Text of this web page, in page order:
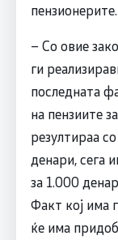
пензионерите.
– Со овие
ги
последната
на пензиите
резултираа
денари, сега
за 1.000
Факт кој има
ќе има